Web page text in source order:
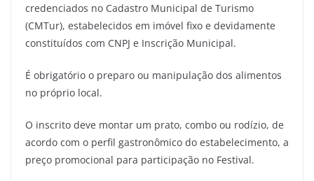
credenciados no Cadastro Municipal de Turismo
(CMTur), estabelecidos em imóvel fixo e devidamente
constituídos com CNPJ e Inscrição Municipal.
É obrigatório o preparo ou manipulação dos alimentos
no próprio local.
O inscrito deve montar um prato, combo ou rodízio, de
acordo com o perfil gastronômico do estabelecimento, a
preço promocional para participação no Festival.